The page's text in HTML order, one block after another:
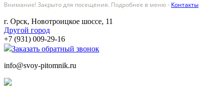
Внимание! Закрыто для посещения. Подробнее в меню - Контакты
г. Орск, Новотроицкое шоссе, 11
Другой город
+7 (931) 009-29-16
Заказать обратный звонок
info@svoy-pitomnik.ru